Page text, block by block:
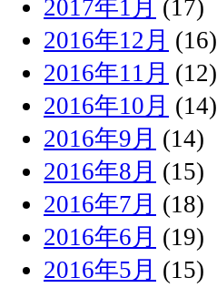
2017年1月 (17)
2016年12月 (16)
2016年11月 (12)
2016年10月 (14)
2016年9月 (14)
2016年8月 (15)
2016年7月 (18)
2016年6月 (19)
2016年5月 (15)